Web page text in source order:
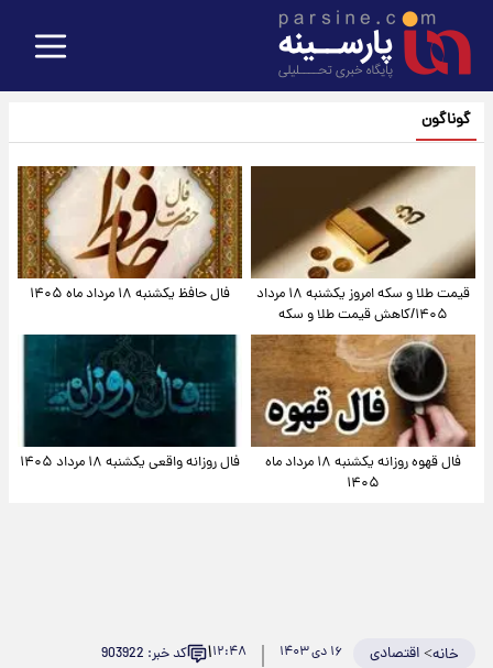
گوناگون
قیمت طلا و سکه امروز یکشنبه ۱۸ مرداد
۱۴۰۵/کاهش قیمت طلا و سکه
فال حافظ یکشنبه ۱۸ مرداد ماه ۱۴۰۵
فال قهوه روزانه یکشنبه ۱۸ مرداد ماه
۱۴۰۵
فال روزانه واقعی یکشنبه ۱۸ مرداد ۱۴۰۵
خانه>اقتصادی ۱۶ دی ۱۴۰۳ ۱۲:۴۸۱ کد خبر: 903922